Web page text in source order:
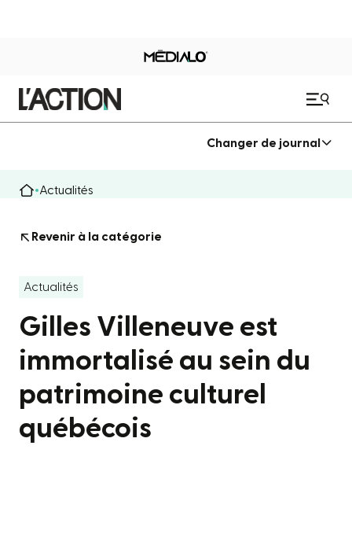
Changer de journal
Actualités
Revenir à la catégorie
Actualités
Gilles Villeneuve est
immortalisé au sein du
patrimoine culturel
québécois